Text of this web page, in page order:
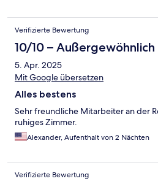
Verifizierte Bewertung
10/10 – Außergewöhnlich
5. Apr. 2025
Mit Google übersetzen
Alles bestens
Sehr freundliche Mitarbeiter an der
ruhiges Zimmer.
Alexander, Aufenthalt von 2 Nächten
Verifizierte Bewertung